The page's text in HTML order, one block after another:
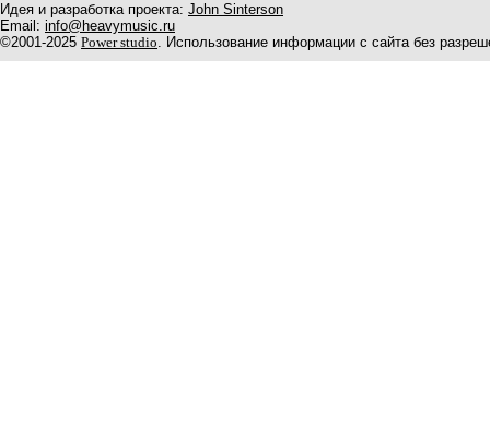
Идея и разработка проекта: John Sinterson
Email: info@heavymusic.ru
©2001-2025 Power studio. Использование информации с сайта без